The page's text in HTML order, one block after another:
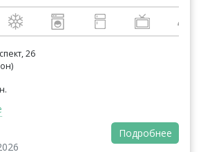
26
Подробнее